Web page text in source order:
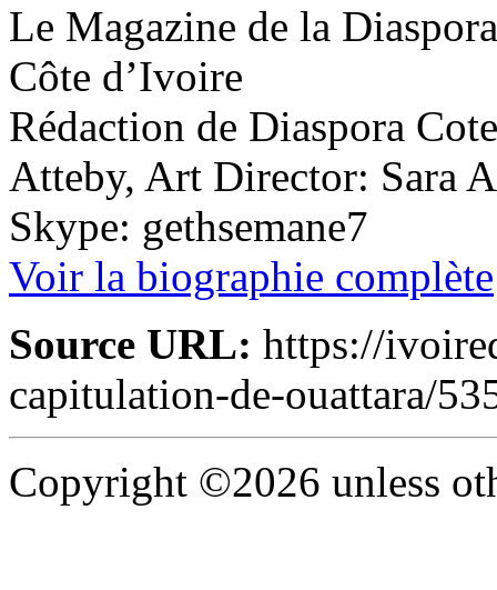
Le Magazine de la
Côte d’Ivoire
Rédaction de Diaspora
Atteby, Art Director: Sara
Skype: gethsemane7
Voir la biographie complète
Source URL: https://
capitulation-de-ouattara/
Copyright ©2026 unless